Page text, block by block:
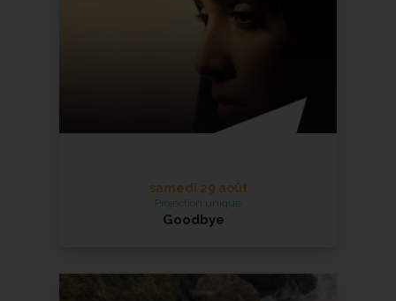
En savoir +
samedi 29 août
Projection unique
Goodbye